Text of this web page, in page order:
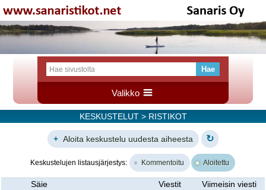
Valikko
KESKUSTELUT> RISTIKOT
+ Aloita keskustelu uudesta aiheesta ↻
Keskustelujen listausjärjestys: Kommentoitu Aloitettu
Säie Viestit
Viimeisin viesti